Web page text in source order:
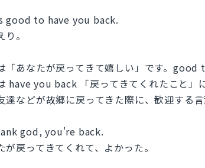
good to have you back.
。
「あなたが戻ってきて嬉しい」です。
have you back 「戻ってきてくれたこと」
達などが故郷に戻ってきた際に、歓迎する言
god, you're back.
が戻ってきてくれて、よかった。